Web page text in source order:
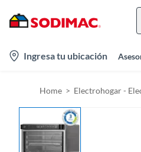
Ingresa tu ubicación
Home Electrohogar -